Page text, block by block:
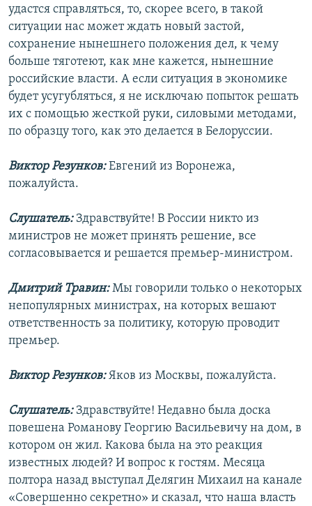
удастся справляться, то, скорее всего, в такой
ситуации нас может ждать новый застой,
сохранение нынешнего положения дел, к чему
больше тяготеют, как мне кажется, нынешние
российские власти. А если ситуация в экономике
будет усугубляться, я не исключаю попыток решать
их с помощью жесткой руки, силовыми методами,
по образцу того, как это делается в Белоруссии.
Виктор Резунков:Евгений из Воронежа,
пожалуйста.
Слушатель:Здравствуйте! В России никто из
министров не может принять решение, все
согласовывается и решается премьер-министром.
Дмитрий Травин:Мы говорили только о некоторых
непопулярных министрах, на которых вешают
ответственность за политику, которую проводит
премьер.
Виктор Резунков:Яков из Москвы, пожалуйста.
Слушатель:Здравствуйте! Недавно была доска
повешена Романову Георгию Васильевичу на дом, в
котором он жил. Какова была на это реакция
известных людей? И вопрос к гостям. Месяца
полтора назад выступал Делягин Михаил на канале
«Совершенно секретно» и сказал, что наша власть